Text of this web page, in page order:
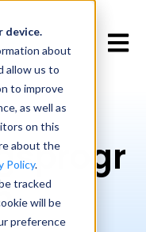
device.
about
allow us to
to improve
as well as
on this
about the
Policy.
tracked
will be
preference